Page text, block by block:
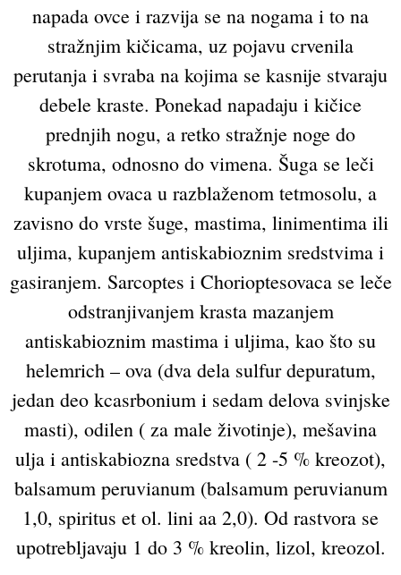
napada ovce i razvija se na nogama i to na
stražnjim kičicama, uz pojavu crvenila
perutanja i svraba na kojima se kasnije stvaraju
debele kraste. Ponekad napadaju i kičice
prednjih nogu, a retko stražnje noge do
skrotuma, odnosno do vimena. Šuga se leči
kupanjem ovaca u razblaženom tetmosolu, a
zavisno do vrste šuge, mastima, linimentima ili
uljima, kupanjem antiskabioznim sredstvima i
gasiranjem. Sarcoptes i Chorioptesovaca se leče
odstranjivanjem krasta mazanjem
antiskabioznim mastima i uljima, kao što su
helemrich – ova (dva dela sulfur depuratum,
jedan deo kcasrbonium i sedam delova svinjske
masti), odilen ( za male životinje), mešavina
ulja i antiskabiozna sredstva ( 2 -5 % kreozot),
balsamum peruvianum (balsamum peruvianum
1,0, spiritus et ol. lini aa 2,0). Od rastvora se
upotrebljavaju 1 do 3 % kreolin, lizol, kreozol.